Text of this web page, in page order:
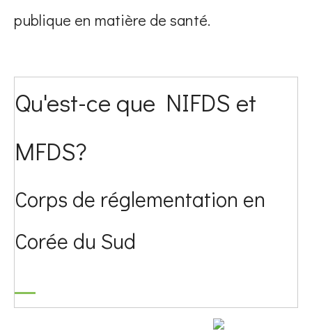
publique en matière de santé.
Qu'est-ce que NIFDS et
MFDS?
Corps de réglementation en
Corée du Sud